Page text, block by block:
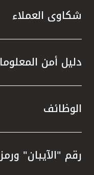
شكاوى العملاء
دليل أمن
الوظائف
رقم "الآيبان"